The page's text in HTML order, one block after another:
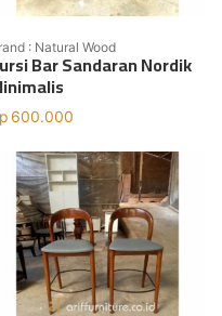
: Natural Wood
Bar Sandaran Nordik
600.000